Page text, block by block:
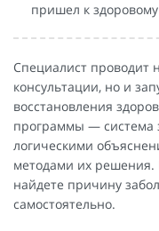
пришел к
Специалист проводит
консультации, но и
восстановления
программы — система
логическими
методами их решения.
найдете причину
самостоятельно.